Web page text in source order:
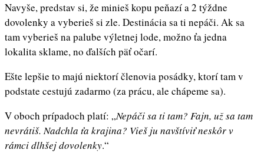
Navyše, predstav si, že minieš kopu peňazí a 2 týždne
dovolenky a vyberieš si zle. Destinácia sa ti nepáči. Ak sa
tam vyberieš na palube výletnej lode, možno ťa jedna
lokalita sklame, no ďalších päť očarí.
Ešte lepšie to majú niektorí členovia posádky, ktorí tam v
podstate cestujú zadarmo (za prácu, ale chápeme sa).
V oboch prípadoch platí: „Nepáči sa ti tam? Fajn, už sa tam
nevrátiš. Nadchla ťa krajina? Vieš ju navštíviť neskôr v
rámci dlhšej dovolenky.“